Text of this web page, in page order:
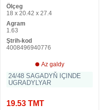
Ölçeg
18 x 20.42 x 27.4
Agram
1.63
Ştrih-kod
4008496940776
Az galdy
24/48 SAGADYŇ IÇINDE
UGRADYLYAR
19.53 TMT